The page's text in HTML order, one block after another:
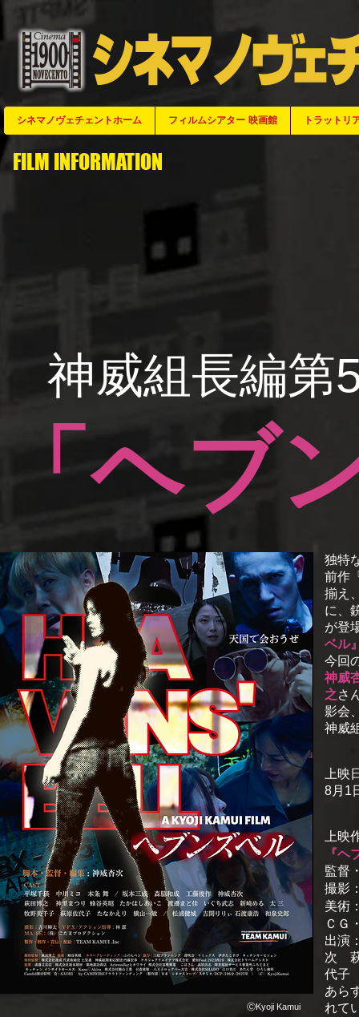
シネマノヴェチェントホーム フィルムシアター 映画館 トラット
シネマノヴェチェントホーム フィルムシアター 映画館 トラット
シネマノヴェチェントホーム フィルムシアター 映画館 トラット
シネマノヴェチェントホーム フィルムシアター 映画館 トラット
シネマノヴェチェントホーム フィルムシアター 映画館 トラット
シネマノヴェチェントホーム フィルムシアター 映画館 トラット
シネマノヴェチェントホーム フィルムシアター 映画館 トラット
シネマノヴェチェントホーム フィルムシアター 映画館 トラット
シネマノヴェチェントホーム フィルムシアター 映画館 トラット
シネマノヴェチェントホーム フィルムシアター 映画館 トラット
シネマノヴェチェントホーム フィルムシアター 映画館 トラット
シネマノヴェチェントホーム フィルムシアター 映画館 トラット
シネマノヴェチェントホーム フィルムシアター 映画館 トラット
シネマノヴェチェントホーム フィルムシアター 映画館 トラット
シネマノヴェチェントホーム フィルムシアター 映画館 トラット
シネマノヴェチェントホーム フィルムシアター 映画館 トラット
シネマノヴェチェントホーム フィルムシアター 映画館 トラット
シネマノヴェチェントホーム フィルムシアター 映画館 トラット
シネマノヴェチェントホーム フィルムシアター 映画館 トラット
シネマノヴェチェントホーム フィルムシアター 映画館 トラット
シネマノヴェチェントホーム フィルムシアター 映画館 トラット
シネマノヴェチェントホーム フィルムシアター 映画館 トラットリ
シネマノヴェチェントホーム フィルムシアター 映画館 トラット
シネマノヴェチェントホーム フィルムシアター 映画館 トラットリ
シネマノヴェチェントホーム フィルムシアター 映画館 トラットリ
威組長編第5
ヘブ
ⒸKyoji Kamui
独特
前作
揃え
に、
が登
ベル
今回
神威
之さ
影会
神威
上映
8月1
上映
『ヘ
監督
撮影
美術
ＣＧ
出演
次
代子
あら
れて
FILM INFORMATION